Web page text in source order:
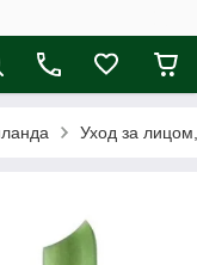
Уход за